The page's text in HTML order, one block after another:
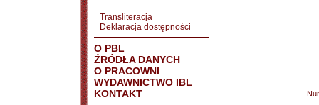
Transliteracja
Deklaracja dostępności
O PBL
ŹRÓDŁA DANYCH
O PRACOWNI
WYDAWNICTWO IBL
KONTAKT